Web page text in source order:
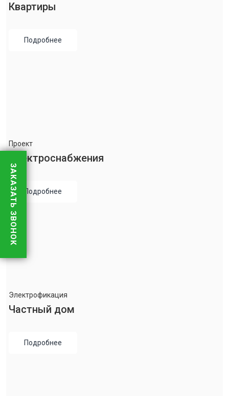
Квартиры
Подробнее
Проект
Электроснабжения
Подробнее
Электрофикация
Частный дом
Подробнее
ЗАКАЗАТЬ ЗВОНОК